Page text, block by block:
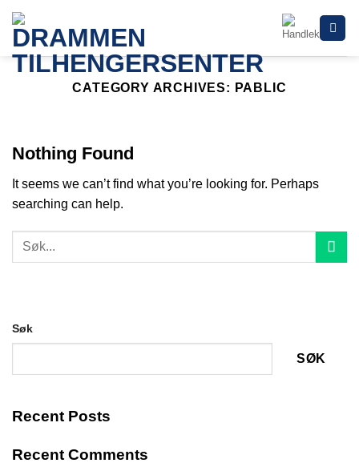
Skip
content
CATEGORY ARCHIVES: PABLIC
Nothing Found
It seems we can’t find what you’re looking for. Perhaps
searching can help.
Søk
SØK
Recent Posts
Recent Comments